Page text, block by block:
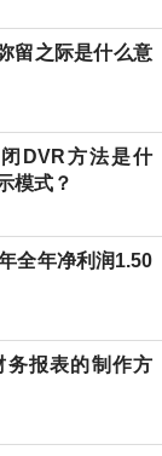
留之际是什么意
DVR方法是什
模式？
全年净利润1.50
务报表的制作方